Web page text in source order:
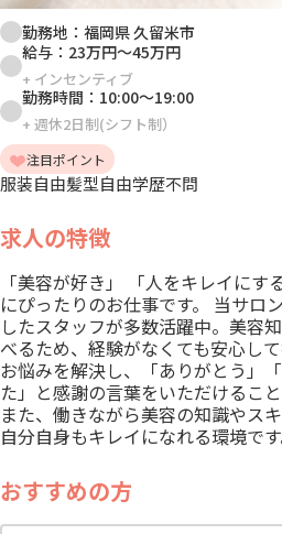
勤務地： 福岡県 久留米市
給与： 23万円～45万円
+ インセンティブ
勤務時間： 10:00～19:00
+ 週休2日制(シフト制）
注目ポイント
服装自由髪型自由学歴不問
求人の特徴
「美容が好き」 「人をキレイに
にぴったりのお仕事です。 当サロ
したスタッフが多数活躍中。美容
べるため、経験がなくても安心し
お悩みを解決し、「ありがとう」
た」と感謝の言葉をいただけるこ
また、働きながら美容の知識やス
自分自身もキレイになれる環境です
おすすめの方